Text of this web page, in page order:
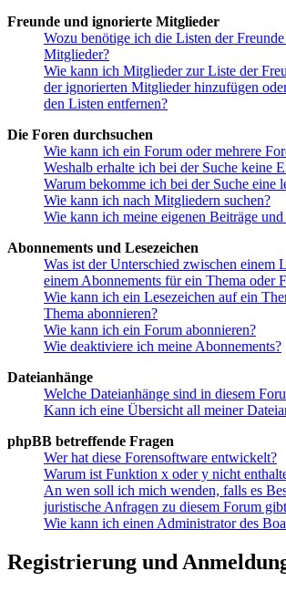
Freunde und ignorierte Mitglieder
Wozu benötige ich die Listen der
Mitglieder?
Wie kann ich Mitglieder zur Liste der
der ignorierten Mitglieder hinzufügen
den Listen entfernen?
Die Foren durchsuchen
Wie kann ich ein Forum oder mehrere
Weshalb erhalte ich bei der Suche keine
Warum bekomme ich bei der Suche eine
Wie kann ich nach Mitgliedern suchen?
Wie kann ich meine eigenen Beiträge
Abonnements und Lesezeichen
Was ist der Unterschied zwischen einem
einem Abonnements für ein Thema oder
Wie kann ich ein Lesezeichen auf ein
Thema abonnieren?
Wie kann ich ein Forum abonnieren?
Wie deaktiviere ich meine Abonnements?
Dateianhänge
Welche Dateianhänge sind in diesem
Kann ich eine Übersicht all meiner
phpBB betreffende Fragen
Wer hat diese Forensoftware entwickelt?
Warum ist Funktion x oder y nicht
An wen soll ich mich wenden, falls es
juristische Anfragen zu diesem Forum
Wie kann ich einen Administrator des
Registrierung und